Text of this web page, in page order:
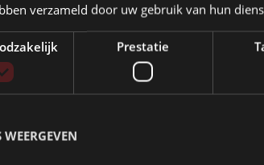
verzameld door uw gebruik van hun
Prestatie
WEERGEVEN